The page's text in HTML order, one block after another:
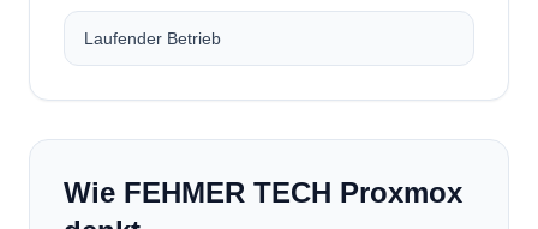
Laufender Betrieb
Wie FEHMER TECH Proxmox